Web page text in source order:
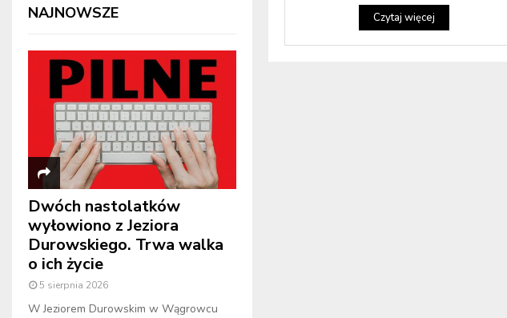
Czytaj więcej
NAJNOWSZE
Dwóch nastolatków
wyłowiono z Jeziora
Durowskiego. Trwa walka
o ich życie
5 sierpnia 2026
W Jeziorem Durowskim w Wągrowcu